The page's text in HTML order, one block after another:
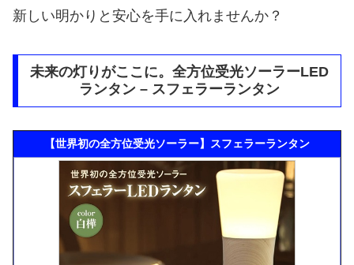
新しい明かりと安心を手に入れませんか？
未来の灯りがここに。全方位受光ソーラーLED
ランタン – スフェラーランタン
【世界初の全方位受光ソーラー】スフェラーランタン